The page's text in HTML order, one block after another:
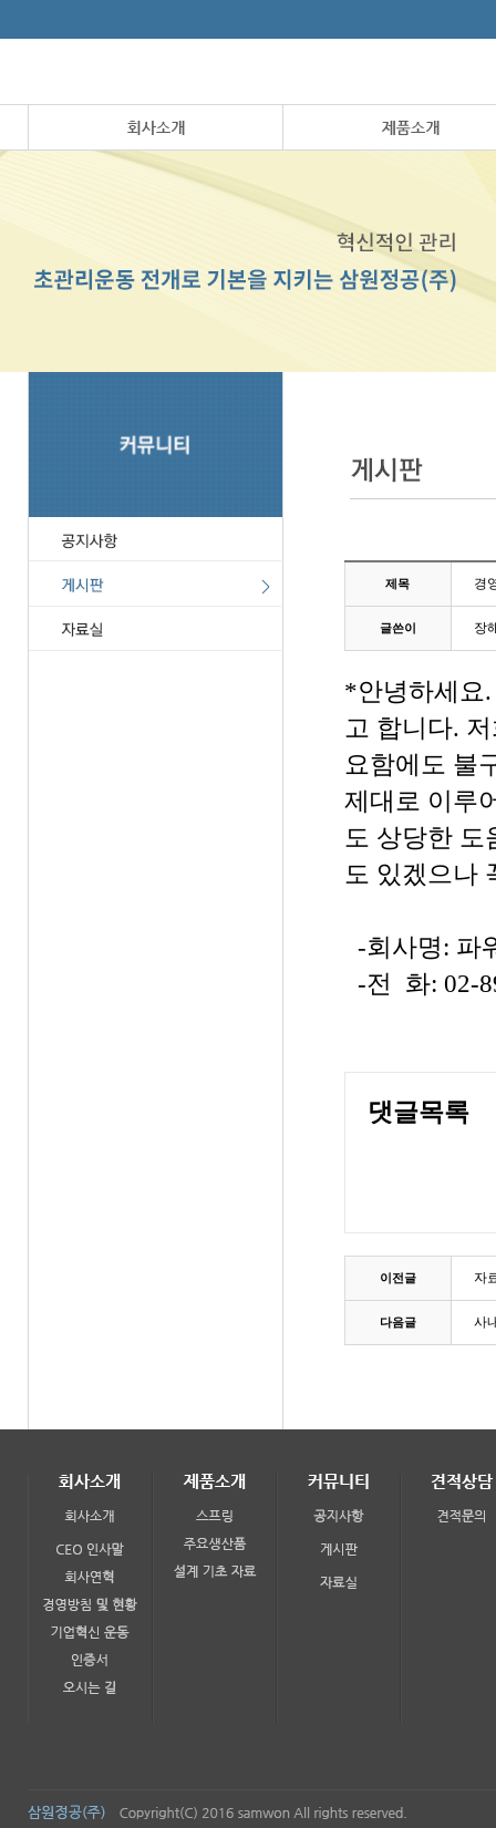
제목 경
글쓴이 장
*안녕하세요
고 합니다.
요함에도 불
제대로 이루
도 상당한
도 있겠으나
-회사명: 파
-전 화: 02-
댓글목록
이전글 자
다음글 사